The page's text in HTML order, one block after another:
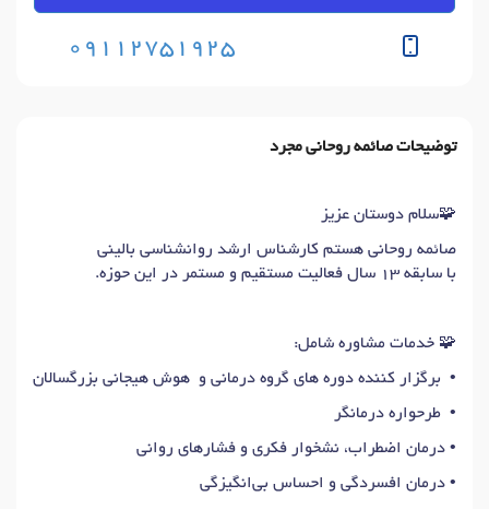
09112751925
توضیحات صائمه روحانی مجرد
🧩سلام دوستان عزیز
صائمه روحانی هستم کارشناس ارشد روانشناسی بالینی
با سابقه ۱۳ سال فعالیت مستقیم و مستمر در این حوزه.
🧩 خدمات مشاوره شامل:
• برگزار کننده دوره های گروه درمانی و هوش هیجانی بزرگسالان
• طرحواره درمانگر
• درمان اضطراب، نشخوار فکری و فشارهای روانی
• درمان افسردگی و احساس بی‌انگیزگی